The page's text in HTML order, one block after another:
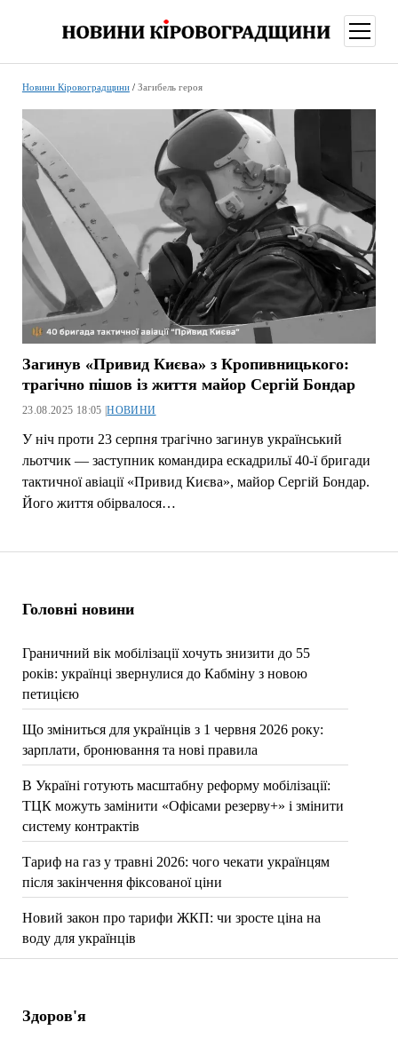
меню
Головні новини
Граничний вік мобілізації хочуть знизити до 55
років: українці звернулися до Кабміну з новою
петицією
Що зміниться для українців з 1 червня 2026 року:
зарплати, бронювання та нові правила
В Україні готують масштабну реформу мобілізації:
ТЦК можуть замінити «Офісами резерву+» і змінити
систему контрактів
Тариф на газ у травні 2026: чого чекати українцям
після закінчення фіксованої ціни
Новий закон про тарифи ЖКП: чи зросте ціна на
воду для українців
Новини Кіровоградщини/ Загибель героя
Загинув «Привид Києва» з Кропивницького:
трагічно пішов із життя майор Сергій Бондар
23.08.2025 18:05 |НОВИНИ
У ніч проти 23 серпня трагічно загинув український
льотчик — заступник командира ескадрильї 40-ї бригади
тактичної авіації «Привид Києва», майор Сергій Бондар.
Його життя обірвалося…
Здоров'я